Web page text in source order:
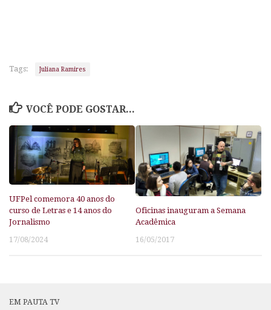
Tags: Juliana Ramires
VOCÊ PODE GOSTAR...
UFPel comemora 40 anos do
curso de Letras e 14 anos do
Jornalismo
17/08/2024
Oficinas inauguram a Semana
Acadêmica
16/05/2017
EM PAUTA TV